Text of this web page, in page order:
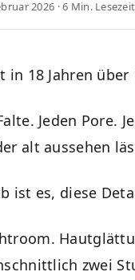
2026 · 6 Min. Lesezeit
in 18 Jahren
Jeden Pore.
alt aussehen
ist es, diese
zwei